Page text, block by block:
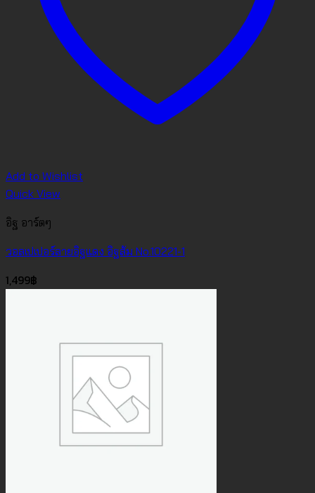
Add to Wishlist
Quick View
อิฐ อาร์ตๆ
วอลเปเปอร์ลายอิฐแดง อิฐส้ม No.10221-1
1,499฿